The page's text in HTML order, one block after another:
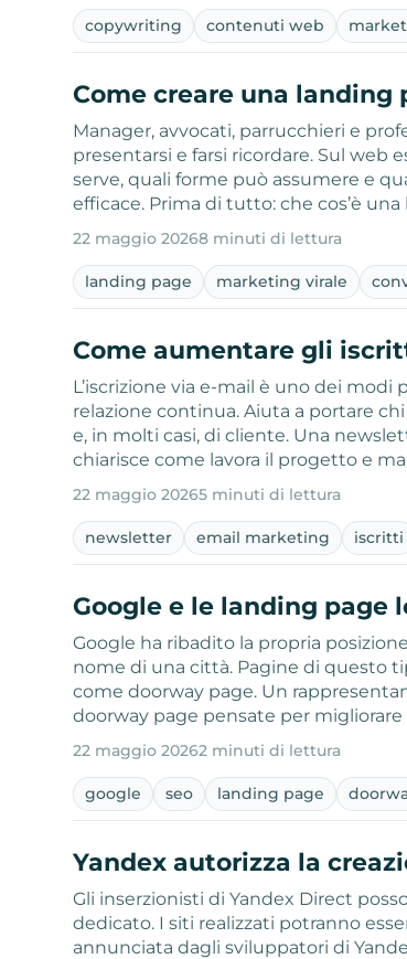
copywriting contenuti web
Come creare una landing
Manager, avvocati, parrucchieri e
presentarsi e farsi ricordare. Sul web
serve, quali forme può assumere e
efficace. Prima di tutto: che cos’è
22 maggio 20268 minuti di lettura
landing page marketing virale
Come aumentare gli
L’iscrizione via e-mail è uno dei
relazione continua. Aiuta a portare
e, in molti casi, di cliente. Una
chiarisce come lavora il progetto e
22 maggio 20265 minuti di lettura
newsletter email marketing iscritti
Google e le landing page
Google ha ribadito la propria
nome di una città. Pagine di questo
come doorway page. Un
doorway page pensate per
22 maggio 20262 minuti di lettura
google seo landing page
Yandex autorizza la
Gli inserzionisti di Yandex Direct
dedicato. I siti realizzati potranno
annunciata dagli sviluppatori di